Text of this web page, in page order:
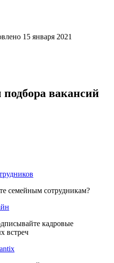
15 января 2021
вакансий
семейным сотрудникам?
кадровые
встреч